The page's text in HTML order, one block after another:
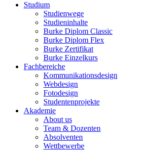
Studium
Studienwege
Studieninhalte
Burke Diplom Classic
Burke Diplom Flex
Burke Zertifikat
Burke Einzelkurs
Fachbereiche
Kommunikationsdesign
Webdesign
Fotodesign
Studentenprojekte
Akademie
About us
Team & Dozenten
Absolventen
Wettbewerbe